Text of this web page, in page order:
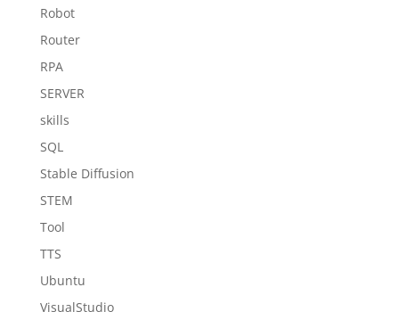
Robot
Router
RPA
SERVER
skills
SQL
Stable Diffusion
STEM
Tool
TTS
Ubuntu
VisualStudio